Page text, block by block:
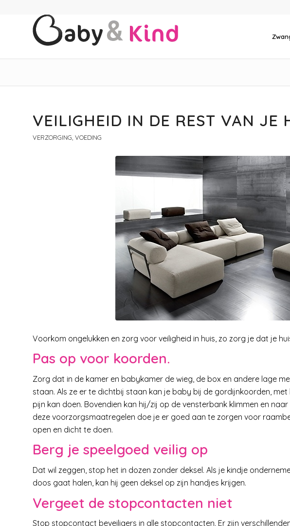
VEILIGHEID IN DE REST VAN JE
VERZORGING, VOEDING
Voorkom ongelukken en zorg voor veiligheid in huis, zo zorg je dat je
Pas op voor koorden.
Zorg dat in de kamer en babykamer de wieg, de box en andere lage
staan. Als ze er te dichtbij staan kan je baby bij de gordijnkoorden,
pijn kan doen. Bovendien kan hij/zij op de vensterbank klimmen en
deze voorzorgsmaatregelen doe je er goed aan te zorgen voor
open en dicht te doen.
Berg je speelgoed veilig op
Dat wil zeggen, stop het in dozen zonder deksel. Als je kindje
doos gaat halen, kan hij geen deksel op zijn handjes krijgen.
Vergeet de stopcontacten niet
Stop stopcontact beveiligers in alle stopcontacten. Er zijn